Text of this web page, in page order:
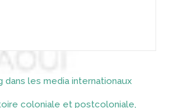
dans les media internationaux
coloniale et postcoloniale,